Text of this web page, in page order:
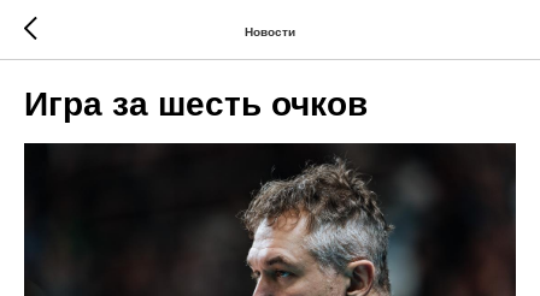
Новости
Игра за шесть очков